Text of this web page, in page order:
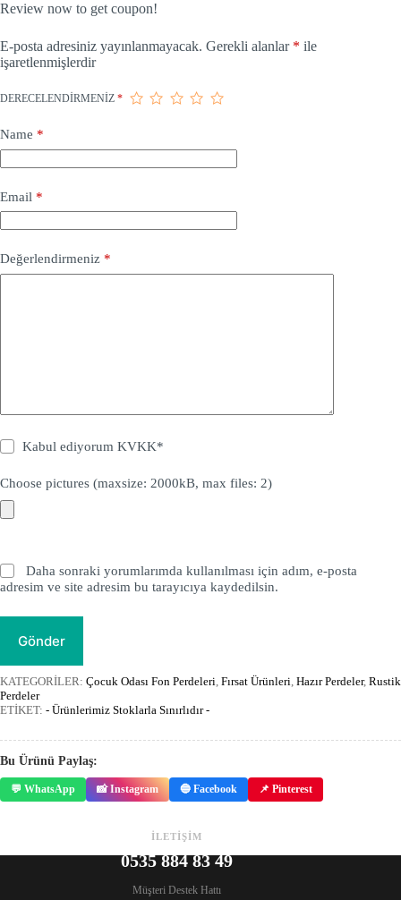
Review now to get coupon!
E-posta adresiniz yayınlanmayacak. Gerekli alanlar * ile
işaretlenmişlerdir
DERECELENDIRMENIZ *
Name *
Email *
Değerlendirmeniz *
Kabul ediyorumKVKK*
Choose pictures (maxsize: 2000kB, max files: 2)
Daha sonraki yorumlarımda kullanılması için adım, e-posta
adresim ve site adresim bu tarayıcıya kaydedilsin.
Gönder
KATEGORİLER: Çocuk Odası Fon Perdeleri Fırsat Ürünleri Hazır Perdeler, Rustik
Perdeler
ETİKET: - Ürünlerimiz Stoklarla Sınırlıdır -
Bu Ürünü Paylaş:
💬 WhatsApp 📸 Instagram 🔵 Facebook 📌 Pinterest
İLETİŞİM
0535 884 83 49
Müşteri Destek Hattı